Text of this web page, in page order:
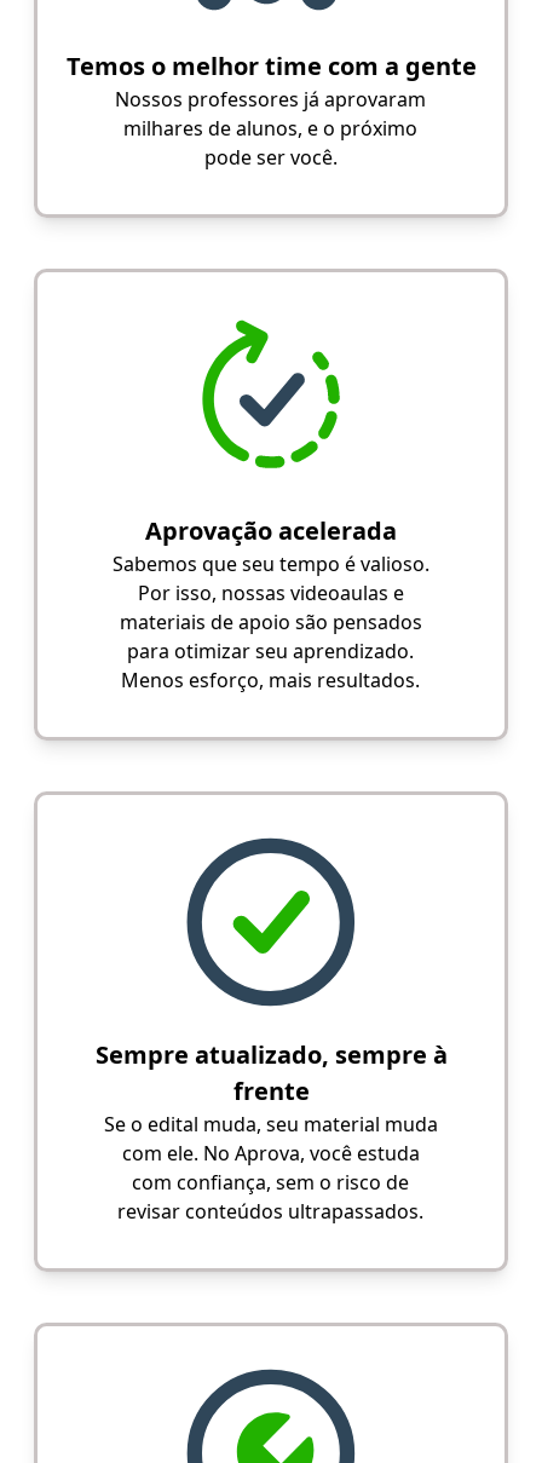
Temos o melhor time com a gente
Nossos professores já aprovaram
milhares de alunos, e o próximo
pode ser você.
Aprovação acelerada
Sabemos que seu tempo é valioso.
Por isso, nossas videoaulas e
materiais de apoio são pensados
para otimizar seu aprendizado.
Menos esforço, mais resultados.
Sempre atualizado, sempre à
frente
Se o edital muda, seu material muda
com ele. No Aprova, você estuda
com confiança, sem o risco de
revisar conteúdos ultrapassados.